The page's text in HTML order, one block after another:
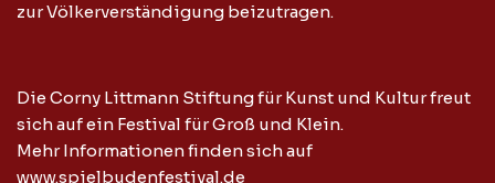
zur Völkerverständigung beizutragen.
Die Corny Littmann Stiftung für Kunst und Kultur freut
sich auf ein Festival für Groß und Klein.
Mehr Informationen finden sich auf
www.spielbudenfestival.de